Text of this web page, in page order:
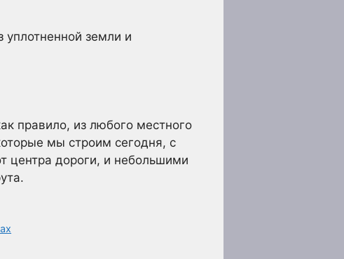
земли и
правило, из любого местного
мы строим сегодня, с
центра дороги, и небольшими